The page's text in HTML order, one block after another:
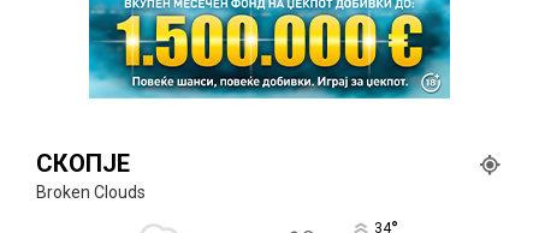
СКОПЈЕ
Broken Clouds
34